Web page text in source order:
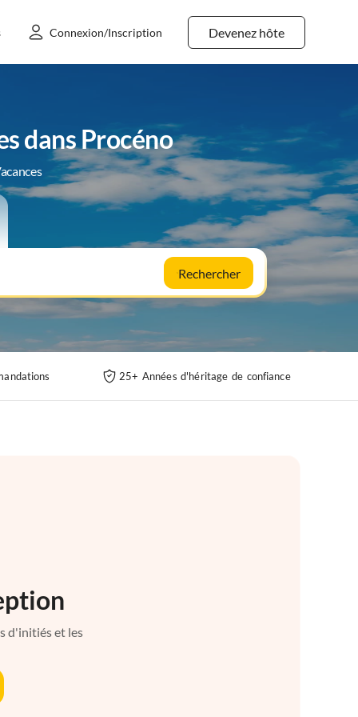
Devenez hôte
Connexion/Inscription
dans Procéno
Rechercher
25+ Années d'héritage de confiance
d'initiés et les